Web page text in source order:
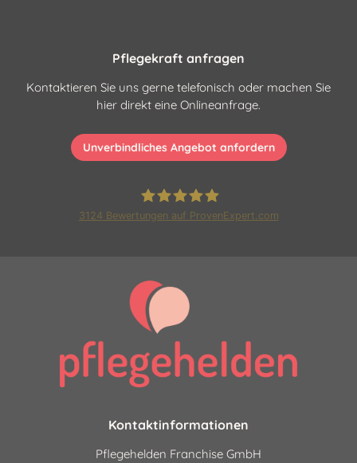
Pflegekraft anfragen
Kontaktieren Sie uns gerne telefonisch oder machen Sie
hier direkt eine Onlineanfrage.
Unverbindliches Angebot anfordern
|24 Stunden Pflege und
3124 Bewertungen auf ProvenExpert.com
Kontaktinformationen
Pflegehelden Franchise GmbH